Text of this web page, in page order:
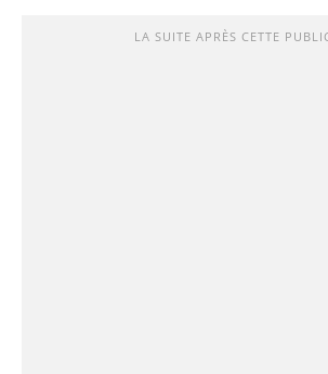
LA SUITE APRÈS CETTE